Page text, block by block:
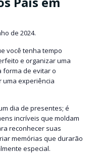
de 2024.
você tenha tempo
e organizar uma
forma de evitar o
uma experiência
dia de presentes; é
incríveis que moldam
reconhecer suas
memórias que durarão
especial.